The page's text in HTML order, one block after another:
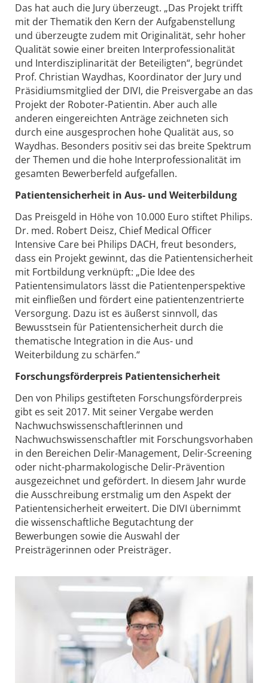
Das hat auch die Jury überzeugt. „Das Projekt trifft
mit der Thematik den Kern der Aufgabenstellung
und überzeugte zudem mit Originalität, sehr hoher
Qualität sowie einer breiten Interprofessionalität
und Interdisziplinarität der Beteiligten“, begründet
Prof. Christian Waydhas, Koordinator der Jury und
Präsidiumsmitglied der DIVI, die Preisvergabe an das
Projekt der Roboter-Patientin. Aber auch alle
anderen eingereichten Anträge zeichneten sich
durch eine ausgesprochen hohe Qualität aus, so
Waydhas. Besonders positiv sei das breite Spektrum
der Themen und die hohe Interprofessionalität im
gesamten Bewerberfeld aufgefallen.
Patientensicherheit in Aus- und Weiterbildung
Das Preisgeld in Höhe von 10.000 Euro stiftet Philips.
Dr. med. Robert Deisz, Chief Medical Officer
Intensive Care bei Philips DACH, freut besonders,
dass ein Projekt gewinnt, das die Patientensicherheit
mit Fortbildung verknüpft: „Die Idee des
Patientensimulators lässt die Patientenperspektive
mit einfließen und fördert eine patientenzentrierte
Versorgung. Dazu ist es äußerst sinnvoll, das
Bewusstsein für Patientensicherheit durch die
thematische Integration in die Aus- und
Weiterbildung zu schärfen.“
Forschungsförderpreis Patientensicherheit
Den von Philips gestifteten Forschungsförderpreis
gibt es seit 2017. Mit seiner Vergabe werden
Nachwuchswissenschaftlerinnen und
Nachwuchswissenschaftler mit Forschungsvorhaben
in den Bereichen Delir-Management, Delir-Screening
oder nicht-pharmakologische Delir-Prävention
ausgezeichnet und gefördert. In diesem Jahr wurde
die Ausschreibung erstmalig um den Aspekt der
Patientensicherheit erweitert. Die DIVI übernimmt
die wissenschaftliche Begutachtung der
Bewerbungen sowie die Auswahl der
Preisträgerinnen oder Preisträger.